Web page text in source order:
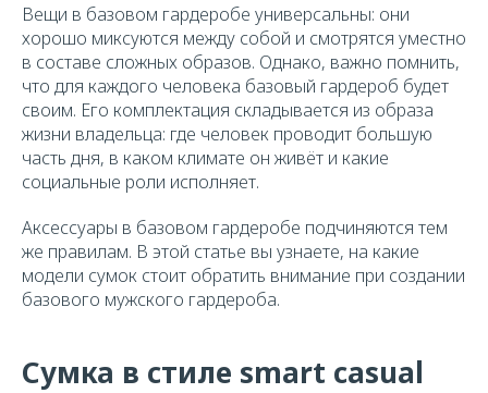
Вещи в базовом гардеробе универсальны: они
хорошо миксуются между собой и смотрятся уместно
в составе сложных образов. Однако, важно помнить,
что для каждого человека базовый гардероб будет
своим. Его комплектация складывается из образа
жизни владельца: где человек проводит большую
часть дня, в каком климате он живёт и какие
социальные роли исполняет.
Аксессуары в базовом гардеробе подчиняются тем
же правилам. В этой статье вы узнаете, на какие
модели сумок стоит обратить внимание при создании
базового мужского гардероба.
Сумка в стиле smart casual